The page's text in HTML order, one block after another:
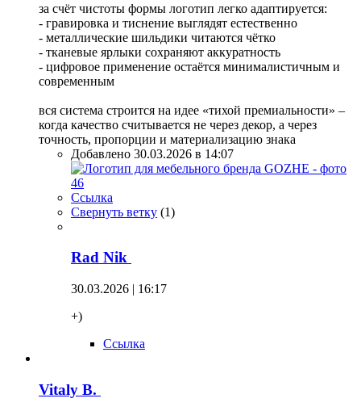
за счёт чистоты формы логотип легко адаптируется:
- гравировка и тиснение выглядят естественно
- металлические шильдики читаются чётко
- тканевые ярлыки сохраняют аккуратность
- цифровое применение остаётся минималистичным и
современным
вся система строится на идее «тихой премиальности» –
когда качество считывается не через декор, а через
точность, пропорции и материализацию знака
Добавлено 30.03.2026 в 14:07
Ссылка
Свернуть ветку (1)
Rad Nik
30.03.2026 | 16:17
+)
Ссылка
Vitaly B.